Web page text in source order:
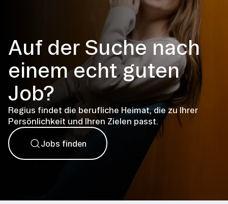
Auf der Suche nach
einem echt guten
Job?
Regius findet die berufliche Heimat, die zu Ihrer
Persönlichkeit und Ihren Zielen passt.
Jobs finden